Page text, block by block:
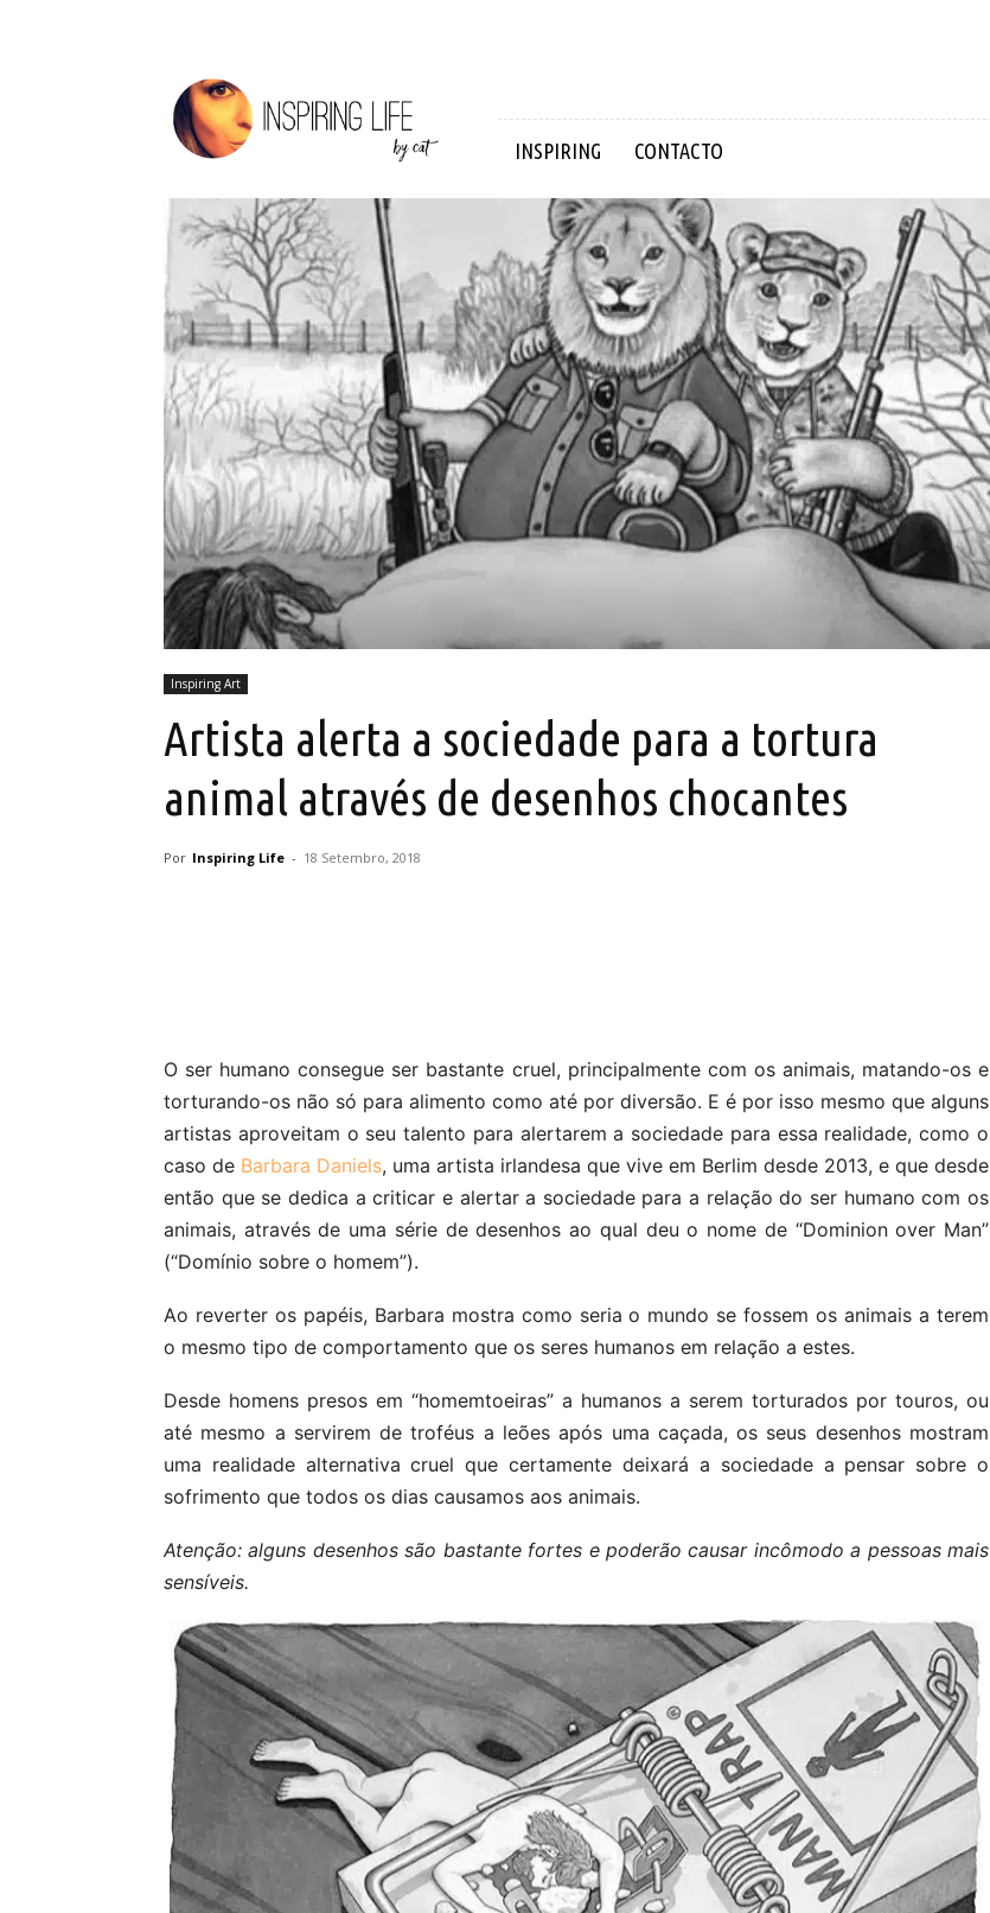
Inspiring
Life
INSPIRING CONTACTO
Inspiring Art
Artista alerta a sociedade para a tortura
animal através de desenhos chocantes
Por Inspiring Life - 18 Setembro, 2018
O ser humano consegue ser bastante cruel, principalmente com os animais, matando-os e
torturando-os não só para alimento como até por diversão. E é por isso mesmo que alguns
artistas aproveitam o seu talento para alertarem a sociedade para essa realidade, como o
caso de Barbara Daniels, uma artista irlandesa que vive em Berlim desde 2013, e que desde
então que se dedica a criticar e alertar a sociedade para a relação do ser humano com os
animais, através de uma série de desenhos ao qual deu o nome de “Dominion over Man”
(“Domínio sobre o homem”).
Ao reverter os papéis, Barbara mostra como seria o mundo se fossem os animais a terem
o mesmo tipo de comportamento que os seres humanos em relação a estes.
Desde homens presos em “homemtoeiras” a humanos a serem torturados por touros, ou
até mesmo a servirem de troféus a leões após uma caçada, os seus desenhos mostram
uma realidade alternativa cruel que certamente deixará a sociedade a pensar sobre o
sofrimento que todos os dias causamos aos animais.
Atenção: alguns desenhos são bastante fortes e poderão causar incômodo a pessoas mais
sensíveis.